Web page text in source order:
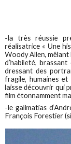
-la très réussie
réalisatrice « Une
Woody Allen,
d’habileté,
dressant des
fragile, humaines
laisse découvrir qui
film étonnamment
-le galimatias
François Forestier